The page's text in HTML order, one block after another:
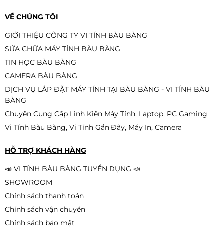
Liên hệ
VỀ CHÚNG TÔI
GIỚI THIỆU CÔNG TY VI TÍNH BÀU BÀNG
SỬA CHỮA MÁY TÍNH BÀU BÀNG
TIN HỌC BÀU BÀNG
CAMERA BÀU BÀNG
DỊCH VỤ LẮP ĐẶT MÁY TÍNH TẠI BÀU BÀNG - VI TÍNH BÀU
BÀNG
Chuyên Cung Cấp Linh Kiện Máy Tính, Laptop, PC Gaming
Vi Tính Bàu Bàng, Vi Tính Gần Đây, Máy In, Camera
HỖ TRỢ KHÁCH HÀNG
📣 VI TÍNH BÀU BÀNG TUYỂN DỤNG 📣
SHOWROOM
Chính sách thanh toán
Chính sách vận chuyển
Chính sách bảo mật